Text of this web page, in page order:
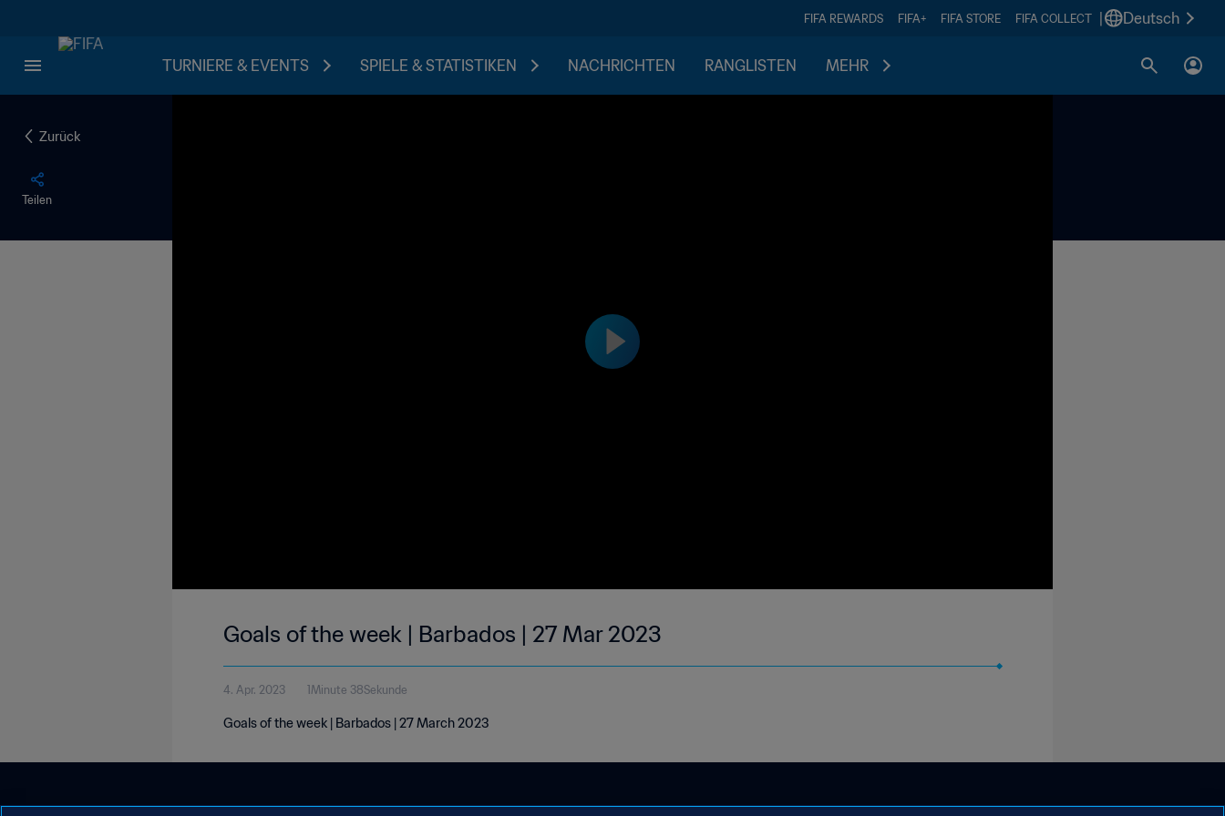
FIFA REWARDS FIFA+ FIFA STORE FIFA COLLECT Deutsch
TURNIERE & EVENTS SPIELE & STATISTIKEN NACHRICHTEN RANGLISTEN MEHR
Zurück
Teilen
Goals of the week | Barbados | 27 Mar 2023
4. Apr. 2023 1Minute 38Sekunde
Goals of the week | Barbados | 27 March 2023